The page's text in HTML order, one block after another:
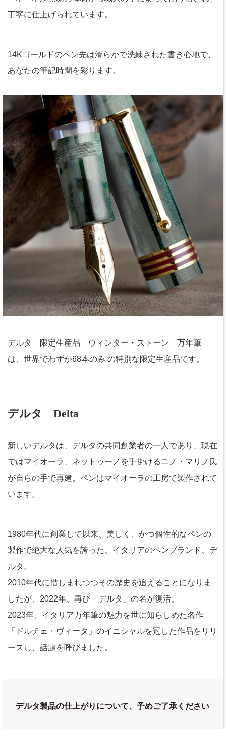
丁寧に仕上げられています。
14Kゴールドのペン先は滑らかで洗練された書き心地で、
あなたの筆記時間を彩ります。
デルタ 限定生産品 ウィンター・ストーン 万年筆
は、世界でわずか68本のみ の特別な限定生産品です。
デルタ Delta
新しいデルタは、デルタの共同創業者の一人であり、現在
ではマイオーラ、ネットゥーノを手掛けるニノ・マリノ氏
が自らの手で再建。ペンはマイオーラの工房で製作されて
います。
1980年代に創業して以来、美しく、かつ個性的なペンの
製作で絶大な人気を誇った、イタリアのペンブランド、デ
ルタ。
2010年代に惜しまれつつその歴史を追えることになりま
したが、2022年、再び「デルタ」の名が復活。
2023年、イタリア万年筆の魅力を世に知らしめた名作
「ドルチェ・ヴィータ」のイニシャルを冠した作品をリリ
ースし、話題を呼びました。
デルタ製品の仕上がりについて、予めご了承ください